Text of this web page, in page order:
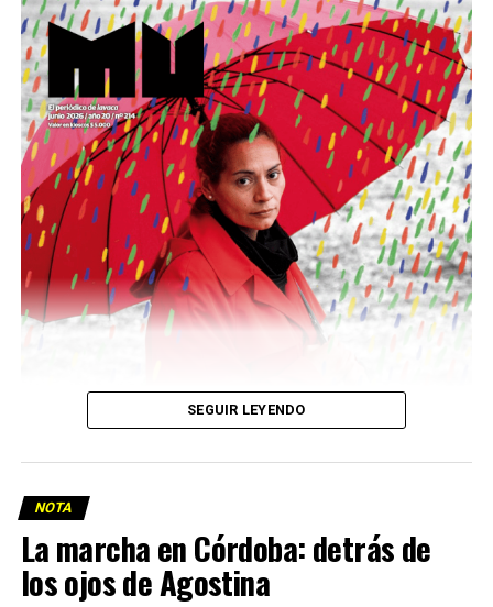
Este número 215 de MU ☝️viene con doble tapa, que
podría ser una frase:
Sin chamuyo, a remarla.
Descargar la Mu en PDF
SEGUIR LEYENDO
NOTA
La marcha en Córdoba: detrás de
los ojos de Agostina